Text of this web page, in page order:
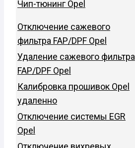
Чип-тюнинг Opel
Отключение сажевого
фильтра FAP/DPF Opel
Удаление сажевого фильтра
FAP/DPF Opel
Калибровка прошивок Opel
удаленно
Отключение системы EGR
Opel